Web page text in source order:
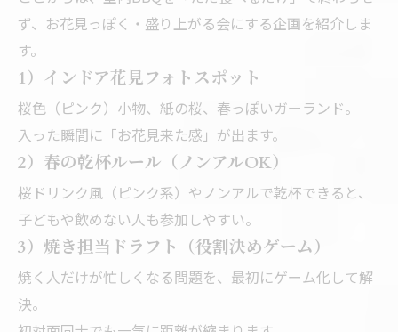
ず、お花見っぽく・盛り上がる会にする企画を紹介しま
す。
1）インドア花見フォトスポット
桜色（ピンク）小物、紙の桜、春っぽいガーランド。
入った瞬間に「お花見来た感」が出ます。
2）春の乾杯ルール（ノンアルOK）
桜ドリンク風（ピンク系）やノンアルで乾杯できると、
子どもや飲めない人も参加しやすい。
3）焼き担当ドラフト（役割決めゲーム）
焼く人だけが忙しくなる問題を、最初にゲーム化して解
決。